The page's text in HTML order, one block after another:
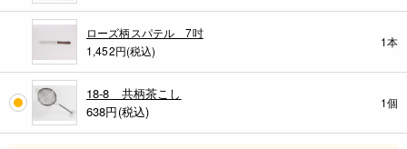
ローズ柄スパテル 7吋
1,452円(税込)
1本
18-8 共柄茶こし
638円(税込)
1個